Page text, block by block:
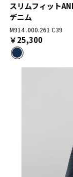
スリムフィット
デニム
M914 .000.261 C39
￥25,300